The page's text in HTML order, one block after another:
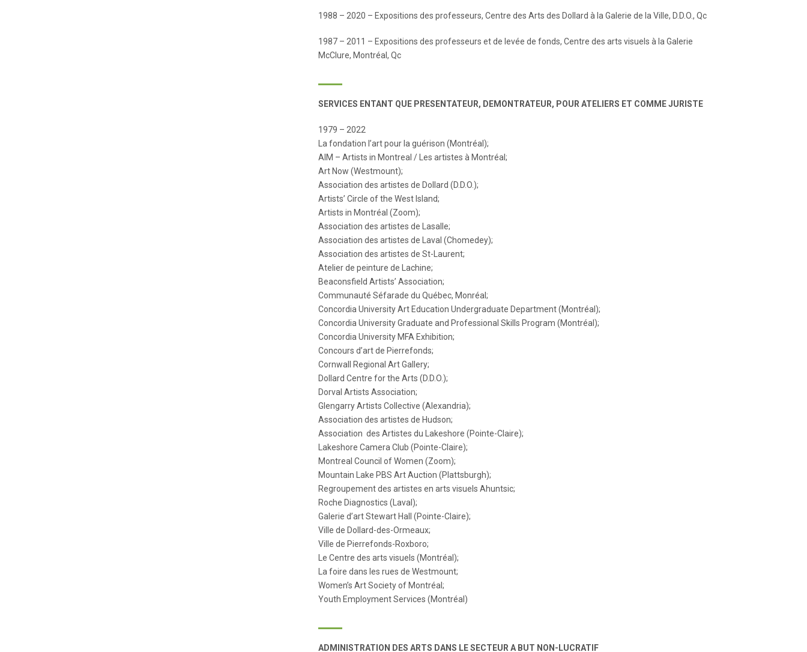
1988 – 2020 – Expositions des professeurs, Centre des Arts des Dollard à la Galerie de la Ville, D.D.O., Qc
1987 – 2011 – Expositions des professeurs et de levée de fonds, Centre des arts visuels à la Galerie
McClure, Montréal, Qc
SERVICES ENTANT QUE PRESENTATEUR, DEMONTRATEUR, POUR ATELIERS ET COMME JURISTE
1979 – 2022
La fondation l’art pour la guérison (Montréal);
AIM – Artists in Montreal / Les artistes à Montréal;
Art Now (Westmount);
Association des artistes de Dollard (D.D.O.);
Artists’ Circle of the West Island;
Artists in Montréal (Zoom);
Association des artistes de Lasalle;
Association des artistes de Laval (Chomedey);
Association des artistes de St-Laurent;
Atelier de peinture de Lachine;
Beaconsfield Artists’ Association;
Communauté Séfarade du Québec, Monréal;
Concordia University Art Education Undergraduate Department (Montréal);
Concordia University Graduate and Professional Skills Program (Montréal);
Concordia University MFA Exhibition;
Concours d’art de Pierrefonds;
Cornwall Regional Art Gallery;
Dollard Centre for the Arts (D.D.O.);
Dorval Artists Association;
Glengarry Artists Collective (Alexandria);
Association des artistes de Hudson;
Association des Artistes du Lakeshore (Pointe-Claire);
Lakeshore Camera Club (Pointe-Claire);
Montreal Council of Women (Zoom);
Mountain Lake PBS Art Auction (Plattsburgh);
Regroupement des artistes en arts visuels Ahuntsic;
Roche Diagnostics (Laval);
Galerie d’art Stewart Hall (Pointe-Claire);
Ville de Dollard-des-Ormeaux;
Ville de Pierrefonds-Roxboro;
Le Centre des arts visuels (Montréal);
La foire dans les rues de Westmount;
Women’s Art Society of Montréal;
Youth Employment Services (Montréal)
ADMINISTRATION DES ARTS DANS LE SECTEUR A BUT NON-LUCRATIF